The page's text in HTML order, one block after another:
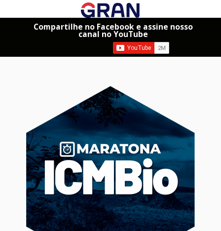
Compartilhe no Facebook e assine nosso
canal no YouTube